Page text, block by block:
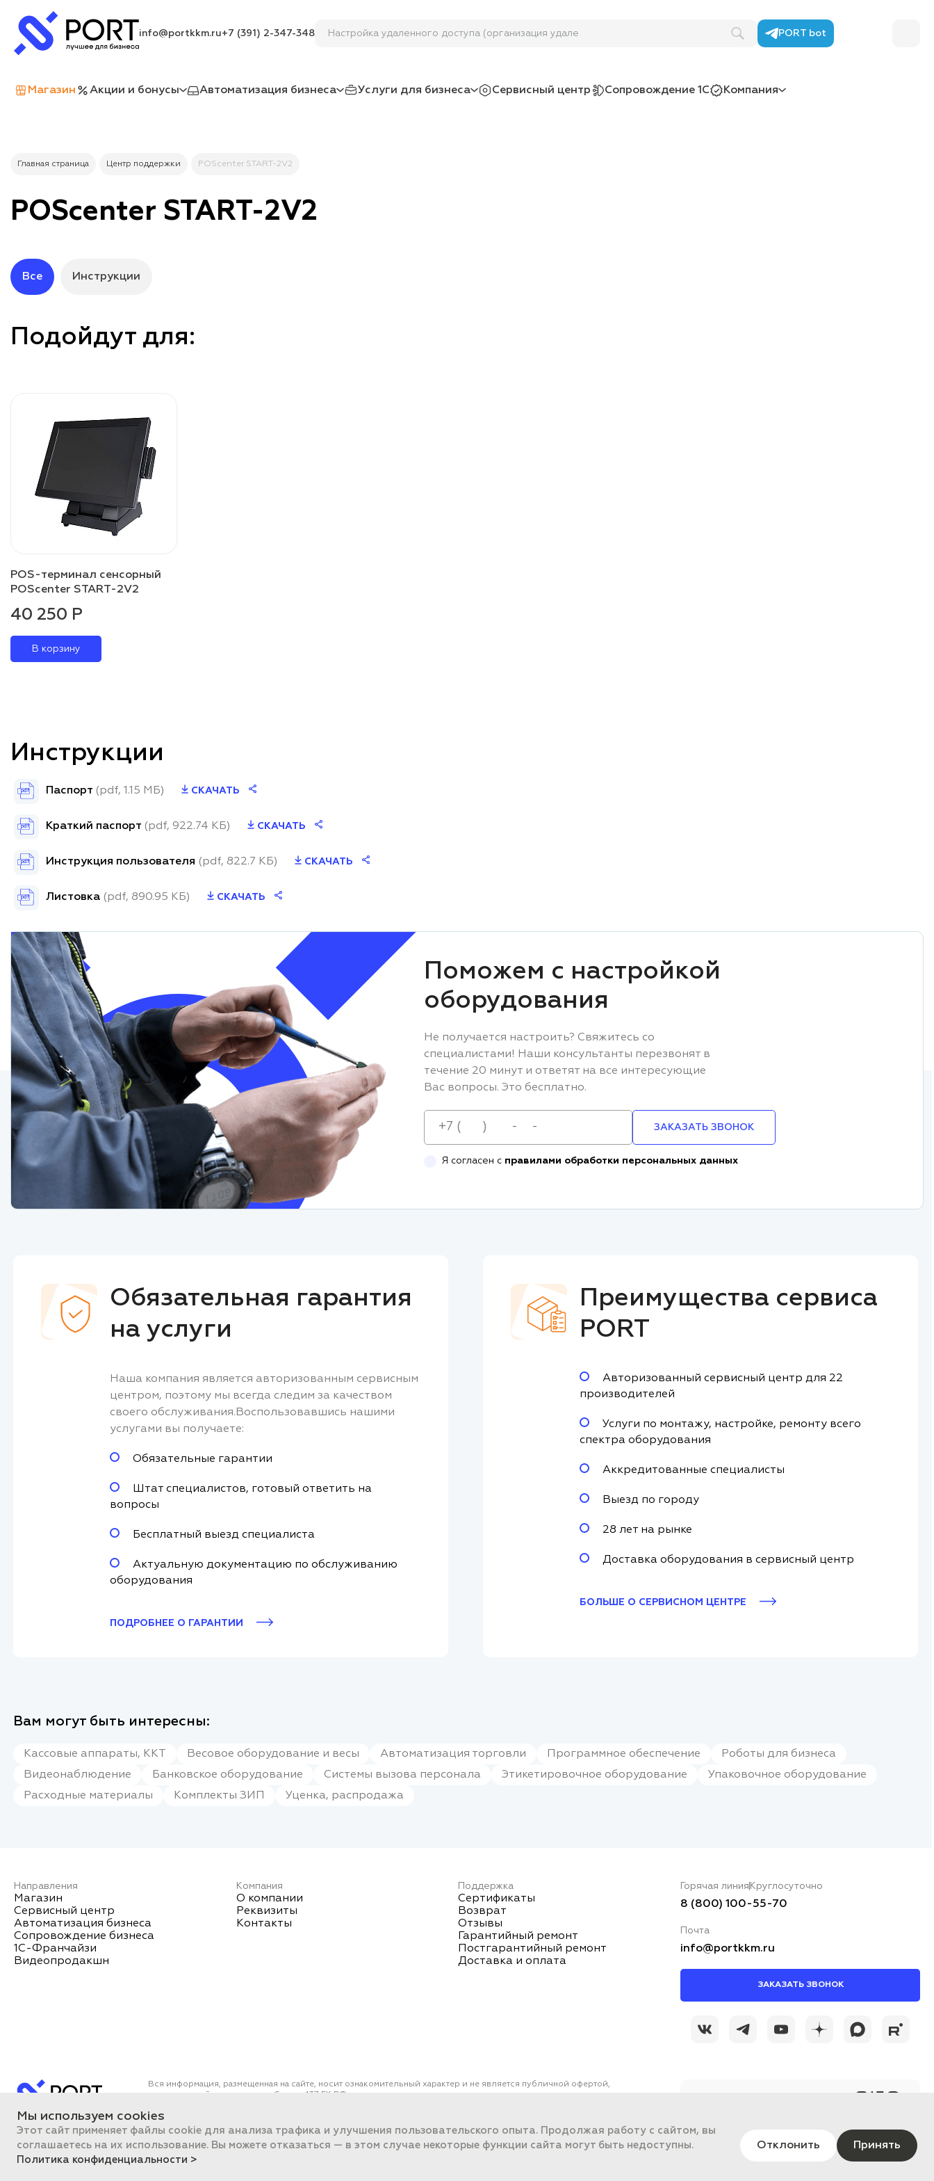
info@portkkm.ru+7 (391) 2-347-348 Настройка удаленного доступа (организация удаленной р PORT bot
Магазин Акции и бонусы Автоматизация бизнеса Услуги для бизнеса Сервисный центр Сопровождение 1С Компания
Главная страница Центр поддержки POScenter START-2V2
POScenter START-2V2
Все Инструкции
Подойдут для:
POS-терминал сенсорный
POScenter START-2V2
40 250 Р
В корзину
Инструкции
pdf Паспорт (pdf, 1.15 МБ) СКАЧАТЬ
pdf Краткий паспорт (pdf, 922.74 КБ) СКАЧАТЬ
pdf Инструкция пользователя (pdf, 822.7 КБ) СКАЧАТЬ
pdf Листовка (pdf, 890.95 КБ) СКАЧАТЬ
Поможем с настройкой
оборудования
Не получается настроить? Свяжитесь со
специалистами! Наши консультанты перезвонят в
течение 20 минут и ответят на все интересующие
Вас вопросы. Это бесплатно.
ЗАКАЗАТЬ ЗВОНОК
Я согласен с правилами обработки персональных данных
Преимущества сервиса
PORT
Авторизованный сервисный центр для 22
производителей
Услуги по монтажу, настройке, ремонту всего
спектра оборудования
Аккредитованные специалисты
Выезд по городу
28 лет на рынке
Доставка оборудования в сервисный центр
БОЛЬШЕ О СЕРВИСНОМ ЦЕНТРЕ
Обязательная гарантия
на услуги
Наша компания является авторизованным сервисным
центром, поэтому мы всегда следим за качеством
своего обслуживания.Воспользовавшись нашими
услугами вы получаете:
Обязательные гарантии
Штат специалистов, готовый ответить на
вопросы
Бесплатный выезд специалиста
Актуальную документацию по обслуживанию
оборудования
ПОДРОБНЕЕ О ГАРАНТИИ
Вам могут быть интересны:
Кассовые аппараты, ККТ Весовое оборудование и весы Автоматизация торговли Программное обеспечение
Роботы для бизнеса
Видеонаблюдение
Банковское оборудование Системы вызова персонала Этикетировочное оборудование
Упаковочное оборудование
Расходные материалы
Комплекты ЗИП Уценка, распродажа
Направления
Магазин
Сервисный центр
Автоматизация бизнеса
Сопровождение бизнеса
1С-Франчайзи
Видеопродакшн
Компания
О компании
Реквизиты
Контакты
Поддержка
Сертификаты
Возврат
Отзывы
Гарантийный ремонт
Постгарантийный ремонт
Доставка и оплата
Горячая линия Круглосуточно
8 (800) 100-55-70
Почта
info@portkkm.ru
ЗАКАЗАТЬ ЗВОНОК
Вся информация, размещенная на сайте, носит ознакомительный характер и не является публичной офертой,
определяемой положениями Статьи 437 ГК РФ.
ПОРТ 2011-2026
контент PORT - бизнес
Мы используем cookies
Этот сайт применяет файлы cookie для анализа трафика и улучшения пользовательского опыта. Продолжая работу с сайтом, вы
соглашаетесь на их использование. Вы можете отказаться — в этом случае некоторые функции сайта могут быть недоступны.
Политика конфиденциальности >
Отклонить Принять